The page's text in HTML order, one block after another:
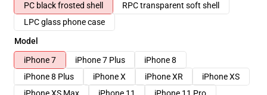
PC black frosted shell
RPC transparent soft shell
LPC glass phone case
Model
iPhone 7
iPhone 7 Plus
iPhone 8
iPhone 8 Plus
iPhone X iPhone XR
iPhone XS